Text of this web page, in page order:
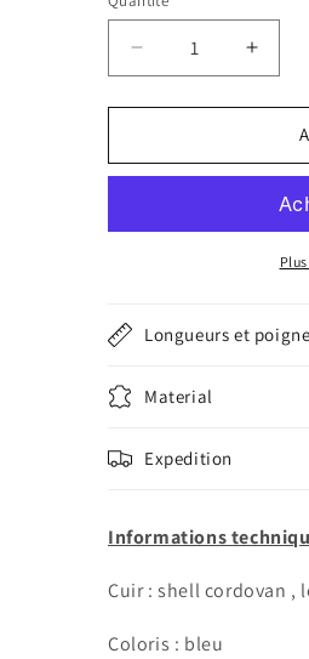
Réduire
la
quantité
Bracelet
bleu
omega
la
bleu
Longueurs et
Material
Expedition
Informations
Cuir : shell cordovan ,
Coloris : bleu